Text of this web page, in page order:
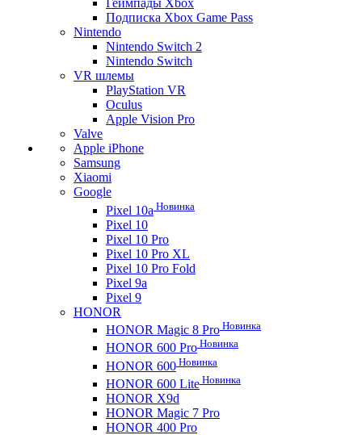
Геймпады Xbox
Подписка Xbox Game Pass
Nintendo
Nintendo Switch 2
Nintendo Switch
VR шлемы
PlayStation VR
Oculus
Apple Vision Pro
Valve
Apple iPhone
Samsung
Xiaomi
Google
Pixel 10a Новинка
Pixel 10
Pixel 10 Pro
Pixel 10 Pro XL
Pixel 10 Pro Fold
Pixel 9a
Pixel 9
HONOR
HONOR Magic 8 Pro Новинка
HONOR 600 Pro Новинка
HONOR 600 Новинка
HONOR 600 Lite Новинка
HONOR X9d
HONOR Magic 7 Pro
HONOR 400 Pro